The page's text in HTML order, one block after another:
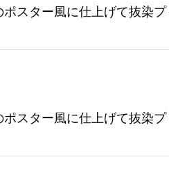
スター風に仕上げて抜染
スター風に仕上げて抜染